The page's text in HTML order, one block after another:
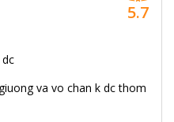
va vo chan k dc thom
5.7